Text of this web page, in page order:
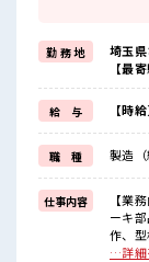
週末は家族や友
≪髪色自由で自
明るすぎたり
(規定有)≪機能
制服があるので
毎日の服装の悩
≪未経験でも活
新しいことにチ
しっかり働く環
イチからスキル
■職場の雰囲気
髪型・髪色自
勤 務 地
埼玉
【最
給 与 【時
職 種 製造（
仕事内容
【業
ーキ
作、
報】ト
…詳細